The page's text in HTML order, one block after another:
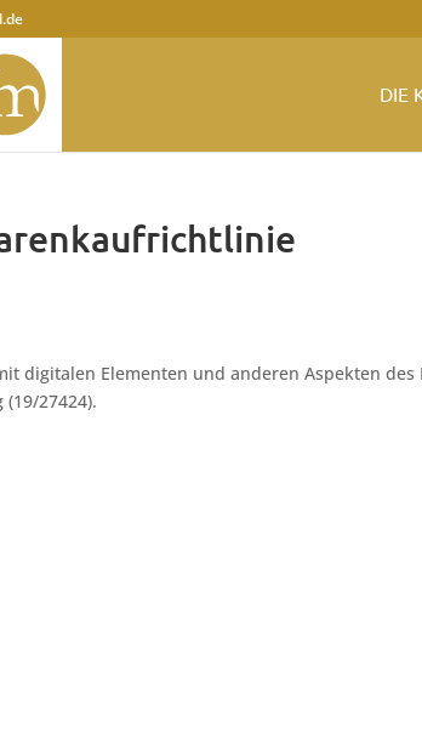
DIE
digitalen Elementen und anderen Aspekten
27424).